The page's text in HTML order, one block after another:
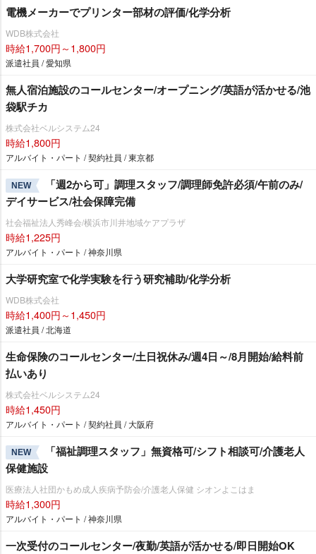
電機メーカーでプリンター部材の評価/化学分析
WDB株式会社
時給1,700円～1,800円
派遣社員 / 愛知県
無人宿泊施設のコールセンター/オープニング/英語が活かせる/池
袋駅チカ
株式会社ベルシステム24
時給1,800円
アルバイト・パート / 契約社員 / 東京都
NEW
「週2から可」調理スタッフ/調理師免許必須/午前のみ/
デイサービス/社会保障完備
社会福祉法人秀峰会/横浜市川井地域ケアプラザ
時給1,225円
アルバイト・パート / 神奈川県
大学研究室で化学実験を行う研究補助/化学分析
WDB株式会社
時給1,400円～1,450円
派遣社員 / 北海道
生命保険のコールセンター/土日祝休み/週4日～/8月開始/給料前
払いあり
株式会社ベルシステム24
時給1,450円
アルバイト・パート / 契約社員 / 大阪府
NEW
「福祉調理スタッフ」無資格可/シフト相談可/介護老人
保健施設
医療法人社団かもめ成人疾病予防会/介護老人保健 シオンよこはま
時給1,300円
アルバイト・パート / 神奈川県
一次受付のコールセンター/夜勤/英語が活かせる/即日開始OK